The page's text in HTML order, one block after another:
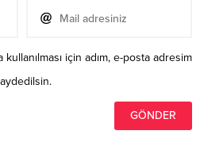
için adım, e-posta adresim